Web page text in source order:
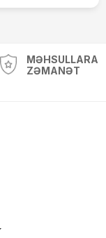
MƏHSULLARA
ZƏMANƏT